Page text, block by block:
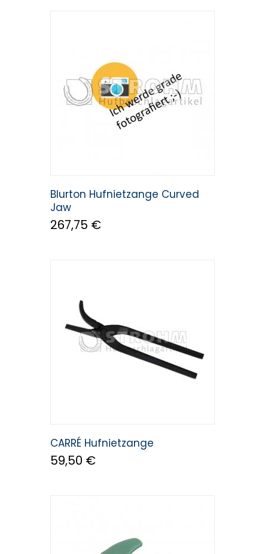
Kerckhaert
Blurton Hufnietzange Curved
Jaw
267,75 €
CARRÉ Hufnietzange
59,50 €